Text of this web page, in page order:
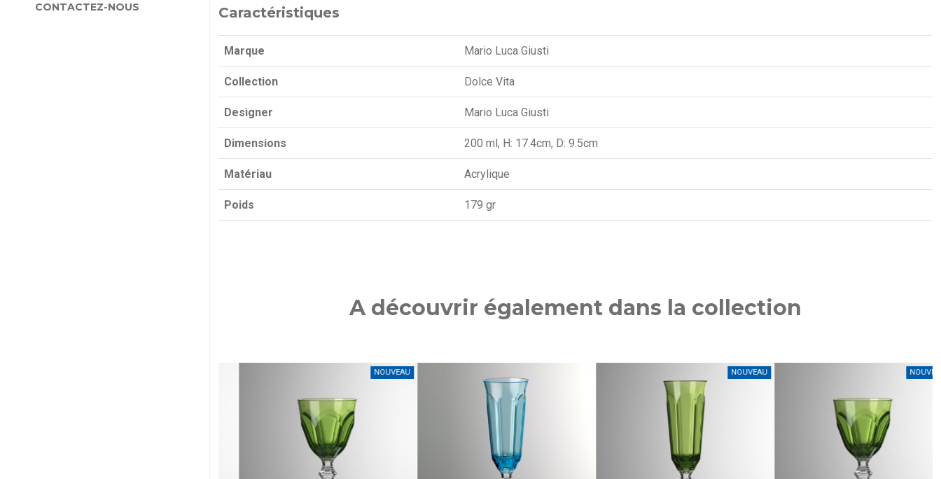
CONTACTEZ-NOUS Caractéristiques
Marque Mario Luca Giusti
Collection Dolce Vita
Designer Mario Luca Giusti
Dimensions 200 ml, H: 17.4cm, D: 9.5cm
Matériau Acrylique
Poids 179 gr
A découvrir également dans la collection
NOUVEAU NOUVEAU NOUVEAU